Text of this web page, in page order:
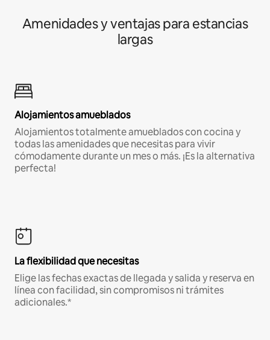
Amenidades y ventajas para estancias
largas
Alojamientos amueblados
Alojamientos totalmente amueblados con cocina y
todas las amenidades que necesitas para vivir
cómodamente durante un mes o más. ¡Es la alternativa
perfecta!
La flexibilidad que necesitas
Elige las fechas exactas de llegada y salida y reserva en
línea con facilidad, sin compromisos ni trámites
adicionales.*